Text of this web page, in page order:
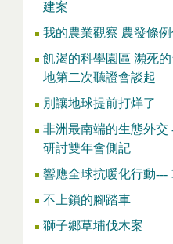
建案
我的農業觀察 農發條
飢渴的科學園區 瀕死
地第二次聽證會談起
別讓地球提前打烊了
非洲最南端的生態外交
研討雙年會側記
響應全球抗暖化行動---
不上鎖的腳踏車
獅子鄉草埔伐木案